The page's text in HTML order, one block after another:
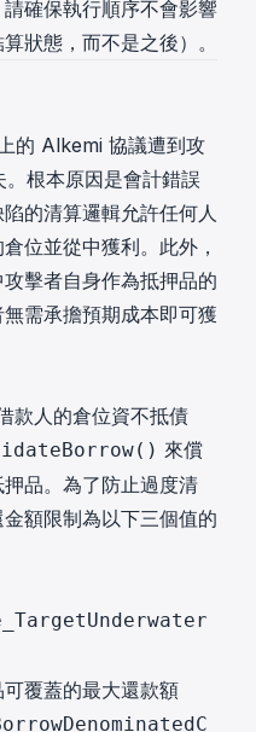
確保執行順序不會影響
狀態，而不是之後）。
的 Alkemi 協議遭到攻
根本原因是會計錯誤
的清算邏輯允許任何人
位並從中獲利。此外，
擊者自身作為抵押品的
需承擔預期成本即可獲
款人的倉位資不抵債
來償
品。為了防止過度清
額限制為以下三個值的
覆蓋的最大還款額